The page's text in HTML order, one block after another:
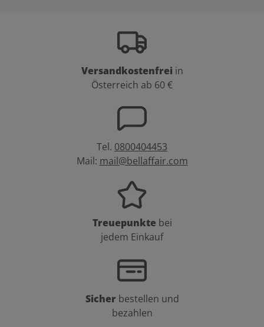
Versandkostenfrei in
Österreich ab 60 €
Tel. 0800404453
Mail: mail@bellaffair.com
Treuepunkte bei
jedem Einkauf
Sicher bestellen und
bezahlen